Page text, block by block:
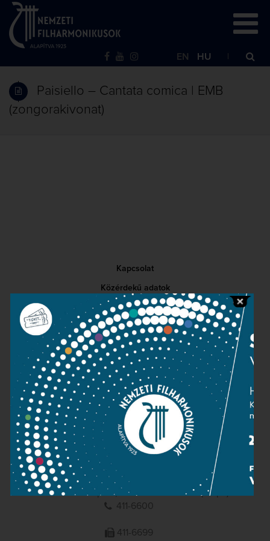
EN HU
Paisiello – Cantata comica | EMB
(zongorakivonat)
Kapcsolat
Közérdekű adatok
Sajtószoba
Adatvédelem
Impresszum
NEMZETI
FILHARMONIKUSOK
1095 Budapest, Komor Marcell u. 1. (Müpa)
411-6600
411-6699